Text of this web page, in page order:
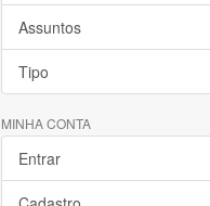
Assuntos
Tipo
MINHA CONTA
Entrar